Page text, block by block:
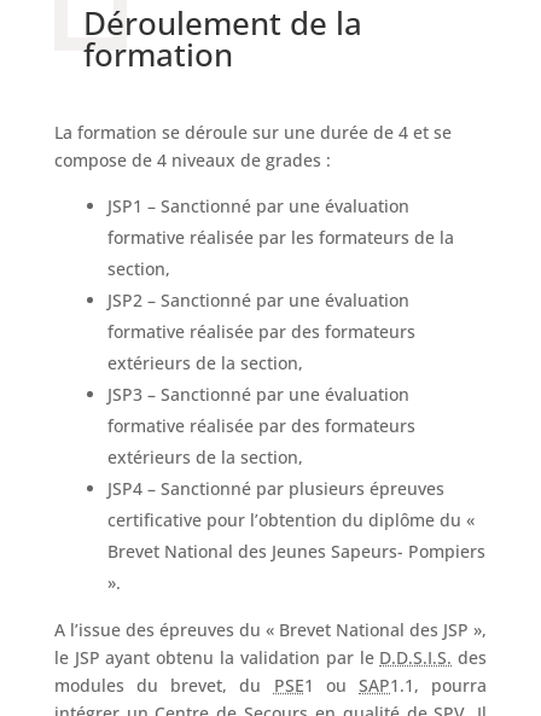
Déroulement de la
formation
La formation se déroule sur une durée de 4 et se
compose de 4 niveaux de grades :
JSP1 – Sanctionné par une évaluation
formative réalisée par les formateurs de la
section,
JSP2 – Sanctionné par une évaluation
formative réalisée par des formateurs
extérieurs de la section,
JSP3 – Sanctionné par une évaluation
formative réalisée par des formateurs
extérieurs de la section,
JSP4 – Sanctionné par plusieurs épreuves
certificative pour l’obtention du diplôme du «
Brevet National des Jeunes Sapeurs- Pompiers
».
A l’issue des épreuves du « Brevet National des JSP »,
le JSP ayant obtenu la validation par le D.D.S.I.S. des
modules du brevet, du PSE1 ou SAP1.1, pourra